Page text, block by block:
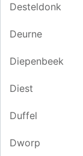
Desteldonk
Deurne
Diepenbeek
Diest
Duffel
Dworp